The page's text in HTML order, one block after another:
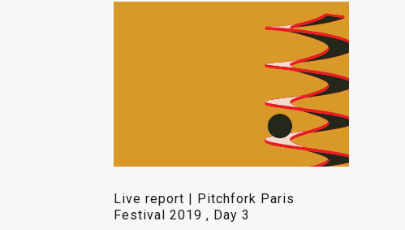
Live report | Pitchfork Paris
Festival 2019 , Day 3